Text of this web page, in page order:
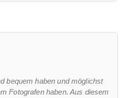
bequem haben und möglichst
Fotografen haben. Aus diesem